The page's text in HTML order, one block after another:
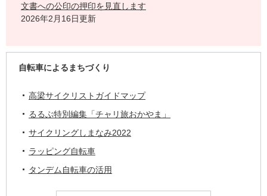
文書への公印の押印を見直します
2026年2月16日更新
自転車によるまちづくり
高梁サイクリストガイドマップ
るるぶ特別編集「チャリ旅おかやま」
サイクリングしまなみ2022
ラッピング自転車
タンデム自転車の活用